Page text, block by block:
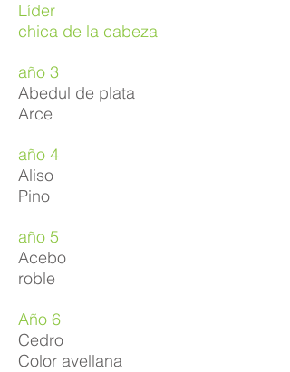
Líder
chica de la cabeza
año 3
Abedul de plata
Arce
año 4
Aliso
Pino
año 5
Acebo
roble
Año 6
Cedro
Color avellana